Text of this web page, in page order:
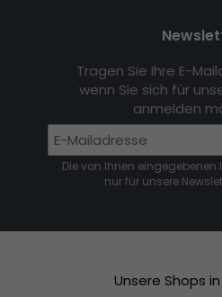
Tragen Sie Ihre E-
wenn Sie sich für
anmelden
Die von Ihnen
nur für unsere
Unsere Shops